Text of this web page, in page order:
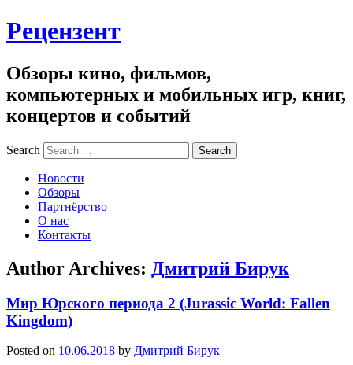
Рецензент
Обзоры кино, фильмов,
компьютерных и мобильных игр, книг,
концертов и событий
Search
Новости
Обзоры
Партнёрство
О нас
Контакты
Author Archives: Дмитрий Бирук
Мир Юрского периода 2 (Jurassic World: Fallen
Kingdom)
Posted on 10.06.2018 by Дмитрий Бирук